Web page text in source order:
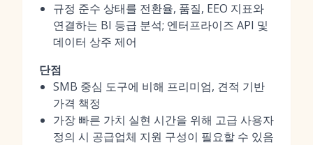
규정 준수 상태를 전환율, 품질, EEO 지표와
연결하는 BI 등급 분석; 엔터프라이즈 API 및
데이터 상주 제어
단점
SMB 중심 도구에 비해 프리미엄, 견적 기반
가격 책정
가장 빠른 가치 실현 시간을 위해 고급 사용자
정의 시 공급업체 지원 구성이 필요할 수 있음